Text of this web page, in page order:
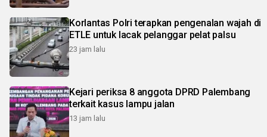
Korlantas Polri terapkan pengenalan wajah di
ETLE untuk lacak pelanggar pelat palsu
23 jam lalu
Kejari periksa 8 anggota DPRD Palembang
terkait kasus lampu jalan
13 jam lalu